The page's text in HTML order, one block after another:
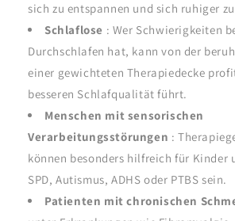
sich zu entspannen und sich ruhiger
Schlaflose : Wer Schwierigkeiten
Durchschlafen hat, kann von der
einer gewichteten Therapiedecke
besseren Schlafqualität führt.
Menschen mit sensorischen
Verarbeitungsstörungen :
können besonders hilfreich für Kinder
SPD, Autismus, ADHS oder PTBS sein.
Patienten mit chronischen